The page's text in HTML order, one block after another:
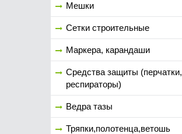
Мешки
Сетки строительные
Маркера, карандаши
Средства защиты (перчатки,
респираторы)
Ведра тазы
Тряпки,полотенца,ветошь